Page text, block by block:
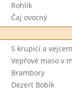
Rohlík
Čaj ovocný
S krupicí a vejcem
Vepřové maso v
Brambory
Dezert Bobík